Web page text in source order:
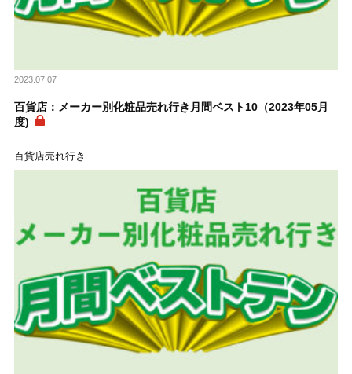
2023.07.07
百貨店：メーカー別化粧品売れ行き月間ベスト10（2023年05月
度)
百貨店売れ行き